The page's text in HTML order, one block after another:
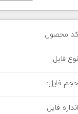
کد محصول:
نوع فایل:
حجم فایل:
اندازه فایل: